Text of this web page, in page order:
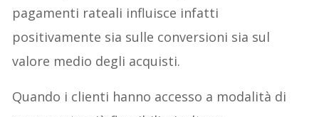
pagamenti rateali influisce infatti
positivamente sia sulle conversioni sia sul
valore medio degli acquisti.
Quando i clienti hanno accesso a modalità di